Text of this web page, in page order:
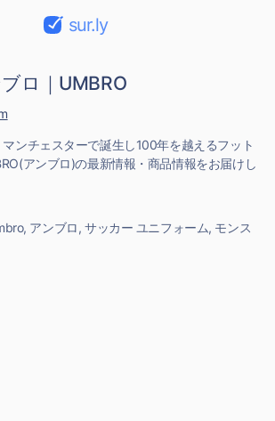
sur.ly
ブロ｜UMBRO
ンチェスターで誕生し100年を越えるフット
アンブロ)の最新情報・商品情報をお届けし
アンブロ, サッカー ユニフォーム, モンス